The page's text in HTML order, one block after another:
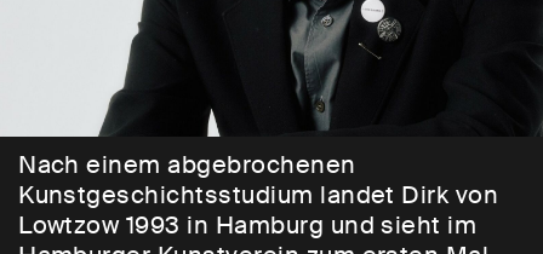
Nach einem abgebrochenen
Kunstgeschichtsstudium landet Dirk von
Lowtzow 1993 in Hamburg und sieht im